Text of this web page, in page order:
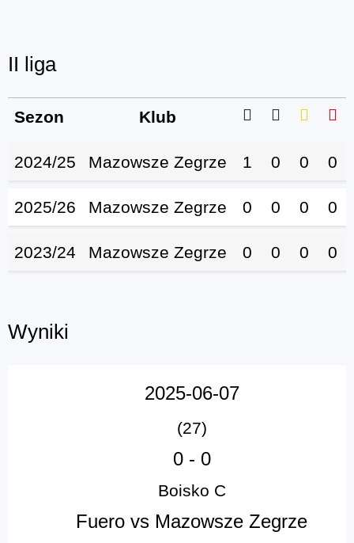
II liga
Sezon Klub
2024/25 Mazowsze Zegrze 1 0 0 0
2025/26 Mazowsze Zegrze 0 0 0 0
2023/24 Mazowsze Zegrze 0 0 0 0
Wyniki
2025-06-07
(27)
0- 0
Boisko C
Fuero vs Mazowsze Zegrze